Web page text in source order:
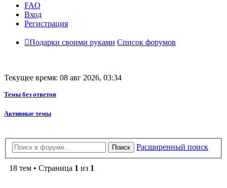
FAQ
Вход
Регистрация
Подарки своими руками Список форумов
Текущее время: 08 авг 2026, 03:34
Темы без ответов
Активные темы
Поиск Расширенный поиск
18 тем • Страница 1 из 1